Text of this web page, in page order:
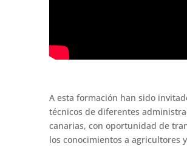
A esta formación han sido
técnicos de diferentes
canarias, con oportunidad de
los conocimientos a agricultores